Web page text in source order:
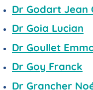
Dr Godart Jean
Dr Goia Lucian
Dr Goullet
Dr Goy Franck
Dr Grancher